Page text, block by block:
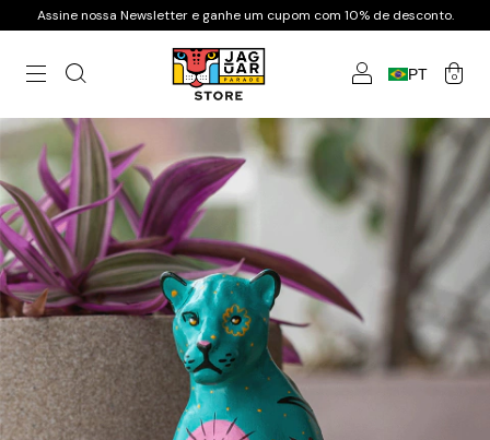
Assine nossa Newsletter e ganhe um cupom com 10% de desconto.
PT 0